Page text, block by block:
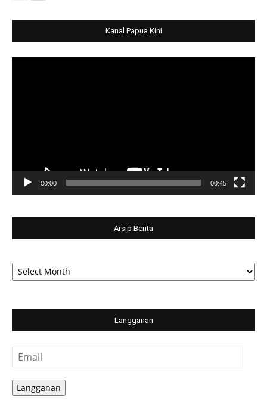
Kanal Papua Kini
00:00 00:45
Arsip Berita
Arsip
Berita
Langganan
Email
Langganan